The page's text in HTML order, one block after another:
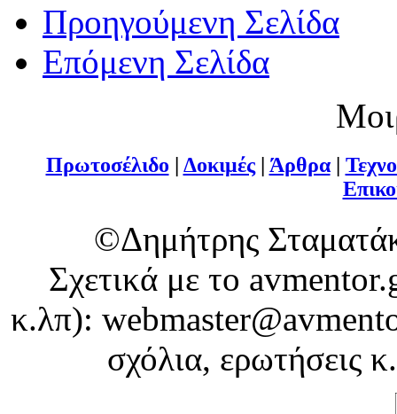
Προηγούμενη Σελίδα
Επόμενη Σελίδα
Πρωτοσέλιδο | Δοκιμές| Άρθρα|
©Δημήτρης
Σχετικά με το
κ.λπ):
σχόλια, ερωτήσεις